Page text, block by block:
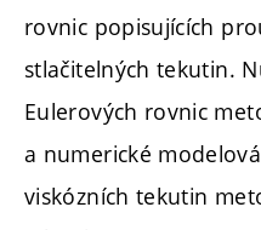
rovnic popisujících
stlačitelných tekutin.
Eulerových rovnic
a numerické
viskózních tekutin